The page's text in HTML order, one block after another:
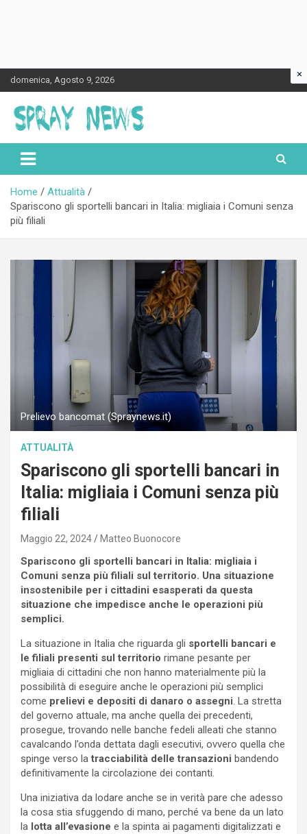
Skip
to
content
domenica, Agosto 9, 2026
Spraynews.it
Home
Attualità
Spariscono gli sportelli bancari in Italia: migliaia i Comuni senza
più filiali
Prelievo bancomat (Spraynews.it)
ATTUALITÀ
Spariscono gli sportelli bancari in
Italia: migliaia i Comuni senza più
filiali
Maggio 22, 2024 Matteo Buonocore
Spariscono gli sportelli bancari in Italia: migliaia i
Comuni senza più filiali sul territorio. Una situazione
insostenibile per i cittadini esasperati da questa
situazione che impedisce anche le operazioni più
semplici.
La situazione in Italia che riguarda gli sportelli bancari e
le filiali presenti sul territorio rimane pesante per
migliaia di cittadini che non hanno materialmente più la
possibilità di eseguire anche le operazioni più semplici
come prelievi e depositi di danaro o assegni. La stretta
del governo attuale, ma anche quella dei precedenti,
prosegue, trovando nelle banche fedeli alleati che stanno
cavalcando l’onda dettata dagli esecutivi, ovvero quella che
spinge verso latracciabilità delle transazioni bandendo
definitivamente la circolazione dei contanti.
Una iniziativa da lodare anche se in verità pare che adesso
la cosa stia sfuggendo di mano, perché va bene da un lato
la lotta all’evasione e la spinta ai pagamenti digitalizzati e
×